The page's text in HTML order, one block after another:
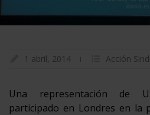
1 abril, 2014 Acción
Una representación de
participado en Londres en la